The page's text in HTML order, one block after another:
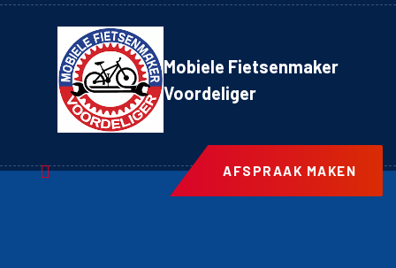
Mobiele Fietsenmaker
Voordeliger
AFSPRAAK MAKEN